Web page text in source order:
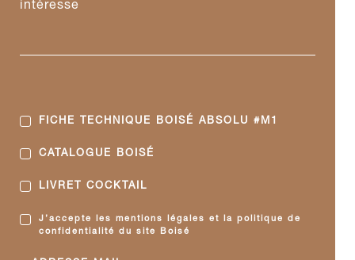
intéresse
FICHE TECHNIQUE BOISÉ ABSOLU #M1
CATALOGUE BOISÉ
LIVRET COCKTAIL
J’accepte les mentions légales et la politique de
confidentialité du site Boisé